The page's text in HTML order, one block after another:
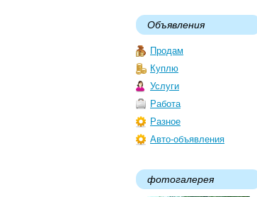
Объявления
Продам
Куплю
Услуги
Работа
Разное
Авто-объявления
фотогалерея